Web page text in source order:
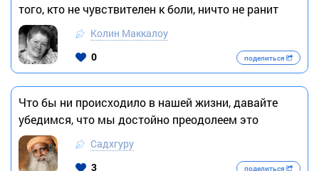
того, кто не чувствителен к боли, ничто не ранит
Колин Маккалоу
0
поделиться
Что бы ни происходило в нашей жизни, давайте
убедимся, что мы достойно преодолеем это
Садхгуру
3
поделиться